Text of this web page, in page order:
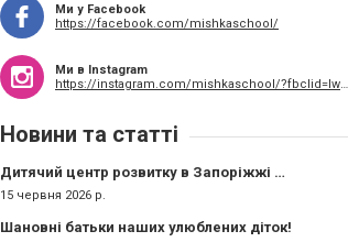
Ми у Facebook
https://facebook.com/mishkaschool/
Ми в Instagram
https://instagram.com/mishkaschool/?fbclid=IwAR0LfAmb6cjSBiZ64SSqydffYw3G3DQH9wO9NSx6gpV7b21Oa9iGxY7b3ic
Новини та статті
Дитячий центр розвитку в Запоріжжі чекає на малюків
15 червня 2026 р.
Шановні батьки наших улюблених діток!